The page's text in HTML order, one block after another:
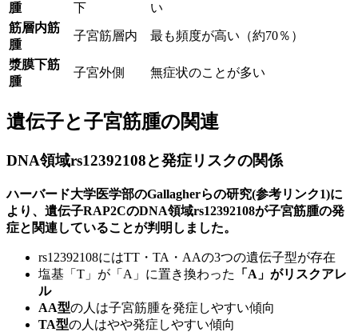
腫
下
い
筋層内筋
腫
子宮筋層内 最も頻度が高い（約70％）
漿膜下筋
腫
子宮外側 無症状のことが多い
遺伝子と子宮筋腫の関連
DNA領域rs12392108と発症リスクの関係
ハーバード大学医学部のGallagherらの研究(参考リンク1)に
より、遺伝子RAP2CのDNA領域rs12392108が子宮筋腫の発
症と関連していることが判明しました。
rs12392108にはTT・TA・AAの3つの遺伝子型が存在
塩基「T」が「A」に置き換わった
「A」がリスクアレ
ル
AA型の人は子宮筋腫を発症しやすい傾向
TA型の人はやや発症しやすい傾向